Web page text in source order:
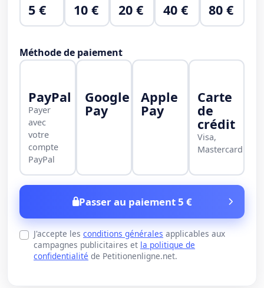
5 € 10 € 20 € 40 € 80 €
Méthode de paiement
PayPal
Payer
avec
votre
compte
PayPal
Google
Pay
Apple
Pay
Carte
de
crédit
Visa,
Mastercard
Passer au paiement 5 €
J'accepte les conditions générales applicables aux
campagnes publicitaires et la politique de
confidentialité de Petitionenligne.net.